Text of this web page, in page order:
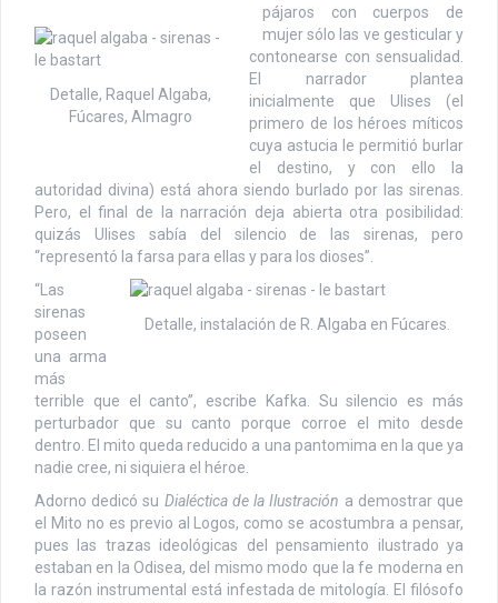
Detalle, Raquel Algaba,
Fúcares, Almagro
pájaros con cuerpos de
mujer sólo las ve gesticular y
contonearse con sensualidad.
El narrador plantea
inicialmente que Ulises (el
primero de los héroes míticos
cuya astucia le permitió burlar
el destino, y con ello la
autoridad divina) está ahora siendo burlado por las sirenas.
Pero, el final de la narración deja abierta otra posibilidad:
quizás Ulises sabía del silencio de las sirenas, pero
“representó la farsa para ellas y para los dioses”.
Detalle, instalación de R. Algaba en Fúcares.
“Las
sirenas
poseen
una arma
más
terrible que el canto”, escribe Kafka. Su silencio es más
perturbador que su canto porque corroe el mito desde
dentro. El mito queda reducido a una pantomima en la que ya
nadie cree, ni siquiera el héroe.
Adorno dedicó su Dialéctica de la Ilustración a demostrar que
el Mito no es previo al Logos, como se acostumbra a pensar,
pues las trazas ideológicas del pensamiento ilustrado ya
estaban en la Odisea, del mismo modo que la fe moderna en
la razón instrumental está infestada de mitología. El filósofo